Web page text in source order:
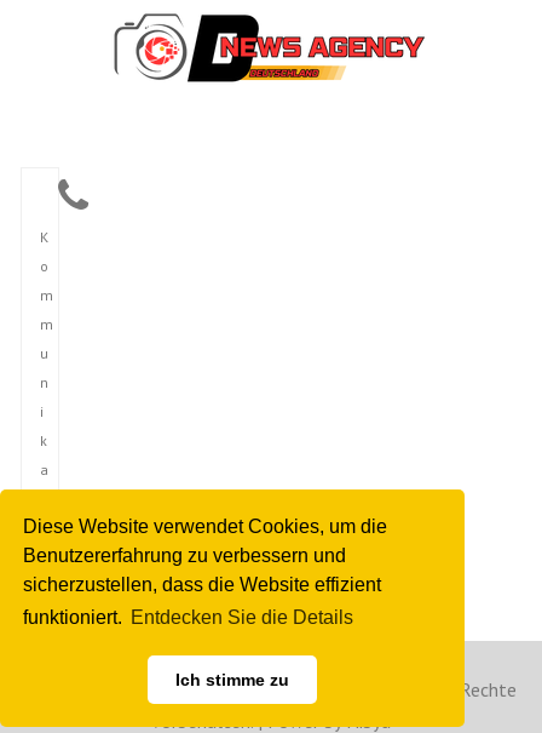
Diese Website verwendet Cookies, um die
Benutzererfahrung zu verbessern und
sicherzustellen, dass die Website effizient
funktioniert. Entdecken Sie die Details
Ich stimme zu
K
o
m
m
u
n
i
k
a
i
o
n
Copyright © 2023 Deutsche Nachrichtenagentur. Alle Rechte